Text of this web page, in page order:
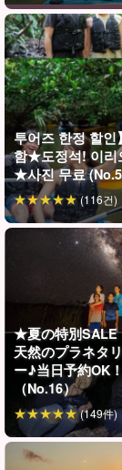
투어 중 가이드가
립니다.
투어즈 한정 할
함★도정석! 이리
★사진 무료
(116건)
★夏の特別SALE
天然のプラネタ
ー♪当日予約OK
（No.16）
(149件)